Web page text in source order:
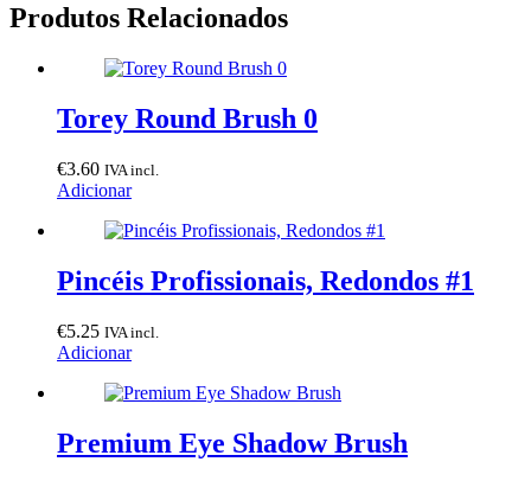
Produtos Relacionados
Torey Round Brush 0
€3.60 IVA incl.
Adicionar
Pincéis Profissionais, Redondos #1
€5.25 IVA incl.
Adicionar
Premium Eye Shadow Brush